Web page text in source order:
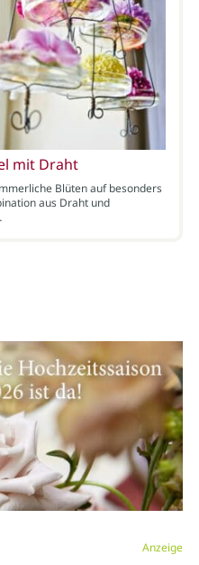
mit Draht
Blüten auf besonders
aus Draht und
Anzeige